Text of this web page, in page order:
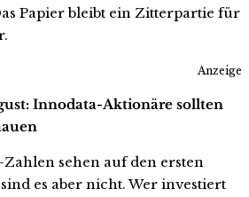
Papier bleibt ein Zitterpartie für
Anzeige
Innodata-Aktionäre sollten
sehen auf den ersten
es aber nicht. Wer investiert